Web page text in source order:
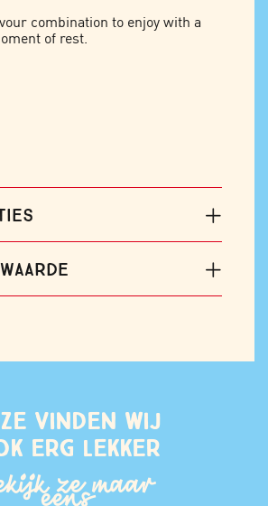
combination to enjoy with a
of rest.
vinden wij
erg lekker
ze maar
eens